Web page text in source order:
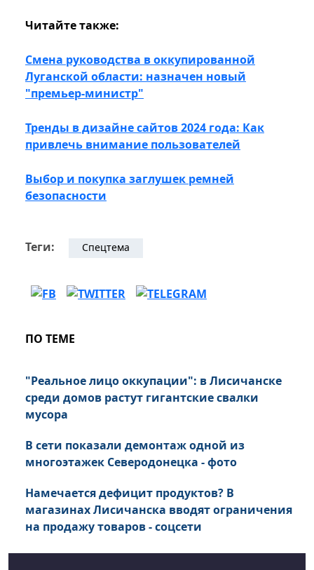
Читайте также:
Смена руководства в оккупированной
Луганской области: назначен новый
"премьер-министр"
Тренды в дизайне сайтов 2024 года: Как
привлечь внимание пользователей
Выбор и покупка заглушек ремней
безопасности
Теги: Спецтема
ПО ТЕМЕ
"Реальное лицо оккупации": в Лисичанске
среди домов растут гигантские свалки
мусора
В сети показали демонтаж одной из
многоэтажек Северодонецка - фото
Намечается дефицит продуктов? В
магазинах Лисичанска вводят ограничения
на продажу товаров - соцсети